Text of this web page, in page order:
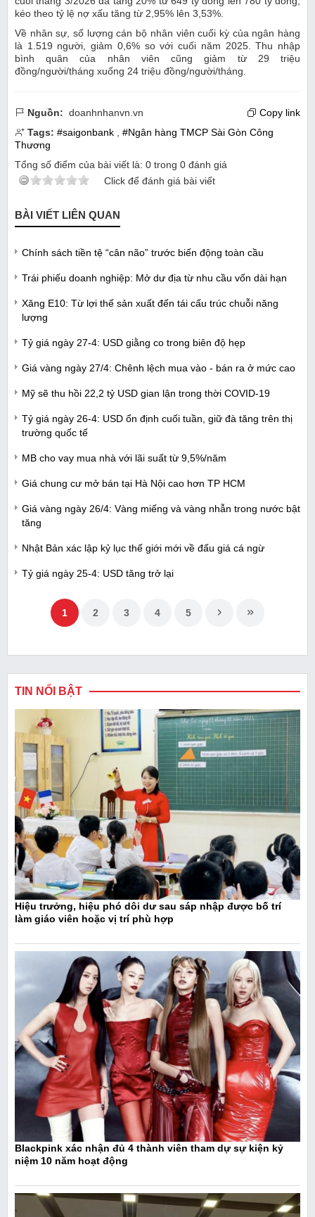
kéo theo tỷ lệ nợ xấu tăng từ 2,95% lên 3,53%.
Về nhân sự, số lượng cán bộ nhân viên cuối kỳ của ngân hàng
là 1.519 người, giảm 0,6% so với cuối năm 2025. Thu nhập
bình quân của nhân viên cũng giảm từ 29 triệu
đồng/người/tháng xuống 24 triệu đồng/người/tháng.
Nguồn: doanhnhanvn.vn
Copy link
Tags: #saigonbank , #Ngân hàng TMCP Sài Gòn Công
Thương
Tổng số điểm của bài viết là: 0 trong 0 đánh giá
Click để đánh giá bài viết
BÀI VIẾT LIÊN QUAN
Chính sách tiền tệ “cân não” trước biến động toàn cầu
Trái phiếu doanh nghiệp: Mở dư địa từ nhu cầu vốn dài hạn
Xăng E10: Từ lợi thế sản xuất đến tái cấu trúc chuỗi năng
lượng
Tỷ giá ngày 27-4: USD giằng co trong biên độ hẹp
Giá vàng ngày 27/4: Chênh lệch mua vào - bán ra ở mức cao
Mỹ sẽ thu hồi 22,2 tỷ USD gian lận trong thời COVID-19
Tỷ giá ngày 26-4: USD ổn định cuối tuần, giữ đà tăng trên thị
trường quốc tế
MB cho vay mua nhà với lãi suất từ 9,5%/năm
Giá chung cư mở bán tại Hà Nội cao hơn TP HCM
Giá vàng ngày 26/4: Vàng miếng và vàng nhẫn trong nước bật
tăng
Nhật Bản xác lập kỷ lục thế giới mới về đấu giá cá ngừ
Tỷ giá ngày 25-4: USD tăng trở lại
1 2 3 4 5
TIN NỔI BẬT
Hiệu trưởng, hiệu phó dôi dư sau sáp nhập được bố trí
làm giáo viên hoặc vị trí phù hợp
Blackpink xác nhận đủ 4 thành viên tham dự sự kiện kỷ
niệm 10 năm hoạt động